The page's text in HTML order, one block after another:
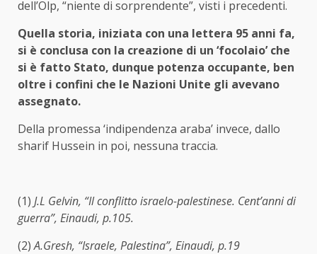
dell’Olp, “niente di sorprendente”, visti i precedenti.
Quella storia, iniziata con una lettera 95 anni fa,
si è conclusa con la creazione di un ‘focolaio’ che
si è fatto Stato, dunque potenza occupante, ben
oltre i confini che le Nazioni Unite gli avevano
assegnato.
Della promessa ‘indipendenza araba’ invece, dallo
sharif Hussein in poi, nessuna traccia.
(1) J.L Gelvin, “Il conflitto israelo-palestinese. Cent’anni di
guerra”, Einaudi, p.105.
(2)A.Gresh, “Israele, Palestina”, Einaudi, p.19